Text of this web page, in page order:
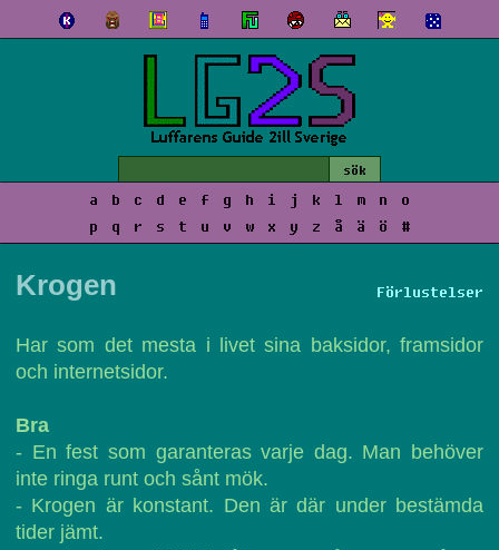
a b c d e f g h i j k l m n
o
p
q r s t u v w x y z å ä ö #
Förlustelser
Krogen
Har som det mesta i livet sina baksidor, framsidor
och internetsidor.
Bra
- En fest som garanteras varje dag. Man behöver
inte ringa runt och sånt mök.
- Krogen är konstant. Den är där under bestämda
tider jämt.